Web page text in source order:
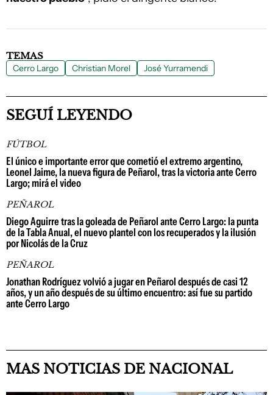
TEMAS
Cerro Largo Christian Morel José Yurramendi
SEGUÍ LEYENDO
FÚTBOL
El único e importante error que cometió el extremo argentino,
Leonel Jaime, la nueva figura de Peñarol, tras la victoria ante Cerro
Largo; mirá el video
PEÑAROL
Diego Aguirre tras la goleada de Peñarol ante Cerro Largo: la punta
de la Tabla Anual, el nuevo plantel con los recuperados y la ilusión
por Nicolás de la Cruz
PEÑAROL
Jonathan Rodríguez volvió a jugar en Peñarol después de casi 12
años, y un año después de su último encuentro: así fue su partido
ante Cerro Largo
MAS NOTICIAS DE NACIONAL